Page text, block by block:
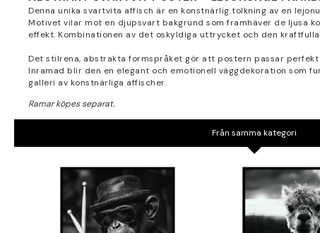
Denna unika svartvita affisch är en konstnärlig tolkning av en
Motivet vilar mot en djupsvart bakgrund som framhäver de ljusa
effekt. Kombinationen av det oskyldiga uttrycket och den
Det stilrena, abstrakta formspråket gör att postern passar
Inramad blir den en elegant och emotionell väggdekoration som
galleri av konstnärliga affischer.
Från samma kategori